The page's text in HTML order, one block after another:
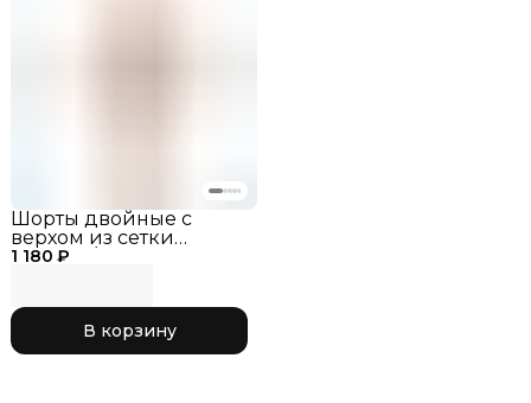
1 180 ₽
Шорты двойные с
верхом из сетки
черный/
В корзину